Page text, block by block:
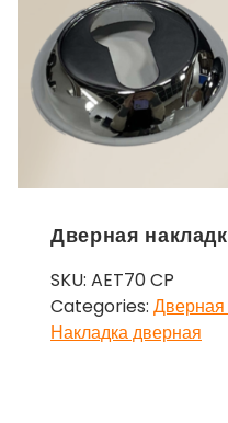
Дверная
SKU: AET70 CP
Categories:
Накладка дверная